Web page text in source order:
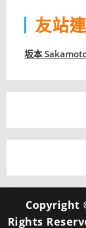
友站
坂本
Copyright
Rights